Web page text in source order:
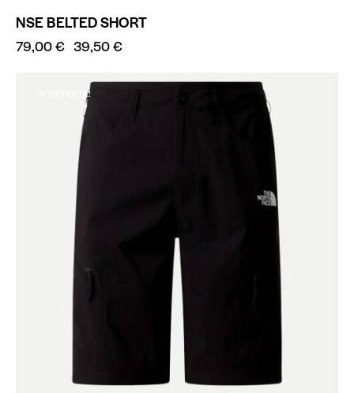
NSE BELTED SHORT
79,00€ 39,50€
IN OFFERTA!